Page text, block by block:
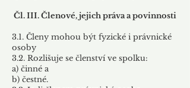
Čl. III. Členové, jejich práva a povinnosti
3.1. Členy mohou být fyzické i právnické
osoby
3.2. Rozlišuje se členství ve spolku:
a) činné a
b) čestné.